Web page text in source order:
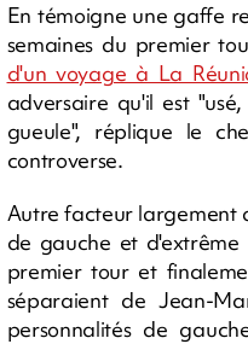
En témoigne une gaffe
semaines du premier
d'un voyage à La
adversaire qu'il est
gueule", réplique le
controverse.
Autre facteur largement
de gauche et
premier tour et
séparaient de Jean-
personnalités de